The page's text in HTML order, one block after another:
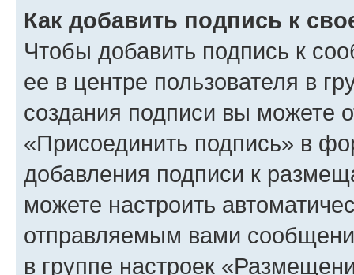
Как добавить подпись к
Чтобы добавить подпись к
ее в центре пользователя в
создания подписи вы можете
«Присоединить подпись» в
добавления подписи к
можете настроить
отправляемым вами
в группе настроек